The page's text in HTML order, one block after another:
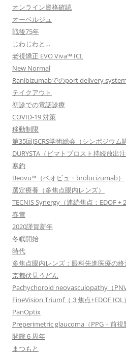
オンライン資格確認
オーベルジュ
戦後75年
じわじわと…
老視矯正 EVO Viva™ ICL
New Normal
Ranibizumabでのport delivery system
テイクアウト
初診での電話診療
COVID-19 対策
移動制限
第35回JSCRS学術総会（シンポジウム
DURYSTA（ビマトプロスト持続放出注
寒釣
Beovu™（ベオビュ・brolucizumab）
選定療養（多焦点眼内レンズ）
TECNIS Synergy（連続焦点：EDOF +
春雪
2020謹賀新年
冬眠開始
時代
多焦点眼内レンズ：眼科先進医療の終
京都伏見うどん
Pachychoroid neovasculopathy（PNV
FineVision Triumf（３焦点+EDOF IOL）
PanOptix
Preperimetric glaucoma（PPG・前視
開院６周年
まつもと